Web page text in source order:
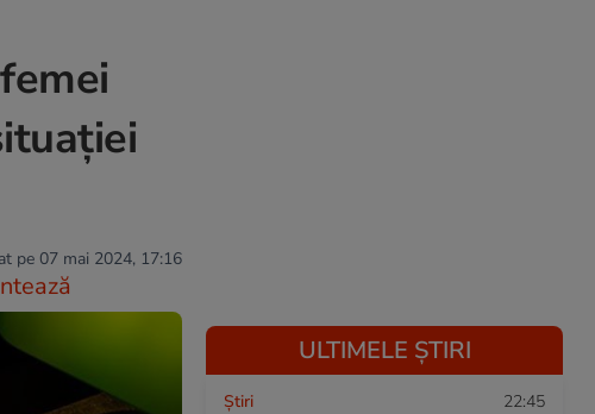
pe 07 mai 2024, 17:16
ULTIMELE ȘTIRI
Ştiri 22:45